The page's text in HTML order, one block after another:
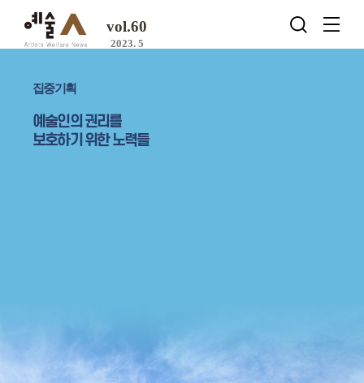
vol.60
2023. 5
집중기획
예술인의 권리를
보호하기 위한 노력들